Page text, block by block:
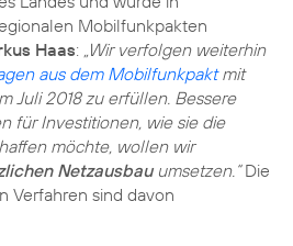
Mobilfunkpakten
Haas: „Wir verfolgen weiterhin
aus dem Mobilfunkpaktmit
Juli 2018 zu erfüllen. Bessere
für Investitionen, wie sie die
möchte, wollen wir
Netzausbauumsetzen.“Die
Verfahren sind davon